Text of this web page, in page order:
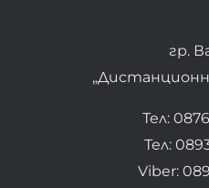
гр.
Тел:
Тел:
Viber: